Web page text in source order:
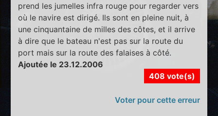
prend les jumelles infra rouge pour regarder vers
où le navire est dirigé. Ils sont en pleine nuit, à
une cinquantaine de milles des côtes, et il arrive
à dire que le bateau n'est pas sur la route du
port mais sur la route des falaises à côté.
Ajoutée le 23.12.2006
408 vote(s)
Voter pour cette erreur